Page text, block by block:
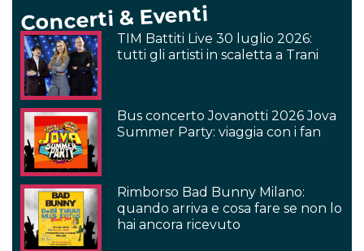
Concerti & Eventi
TIM Battiti Live 30 luglio 2026:
tutti gli artisti in scaletta a Trani
Bus concerto Jovanotti 2026 Jova
Summer Party: viaggia con i fan
Rimborso Bad Bunny Milano:
quando arriva e cosa fare se non lo
hai ancora ricevuto